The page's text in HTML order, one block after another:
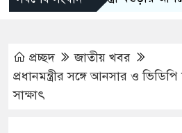
প্রচ্ছদ
জাতীয় খবর
প্রধানমন্ত্রীর সঙ্গে আনসার ও
সাক্ষাৎ